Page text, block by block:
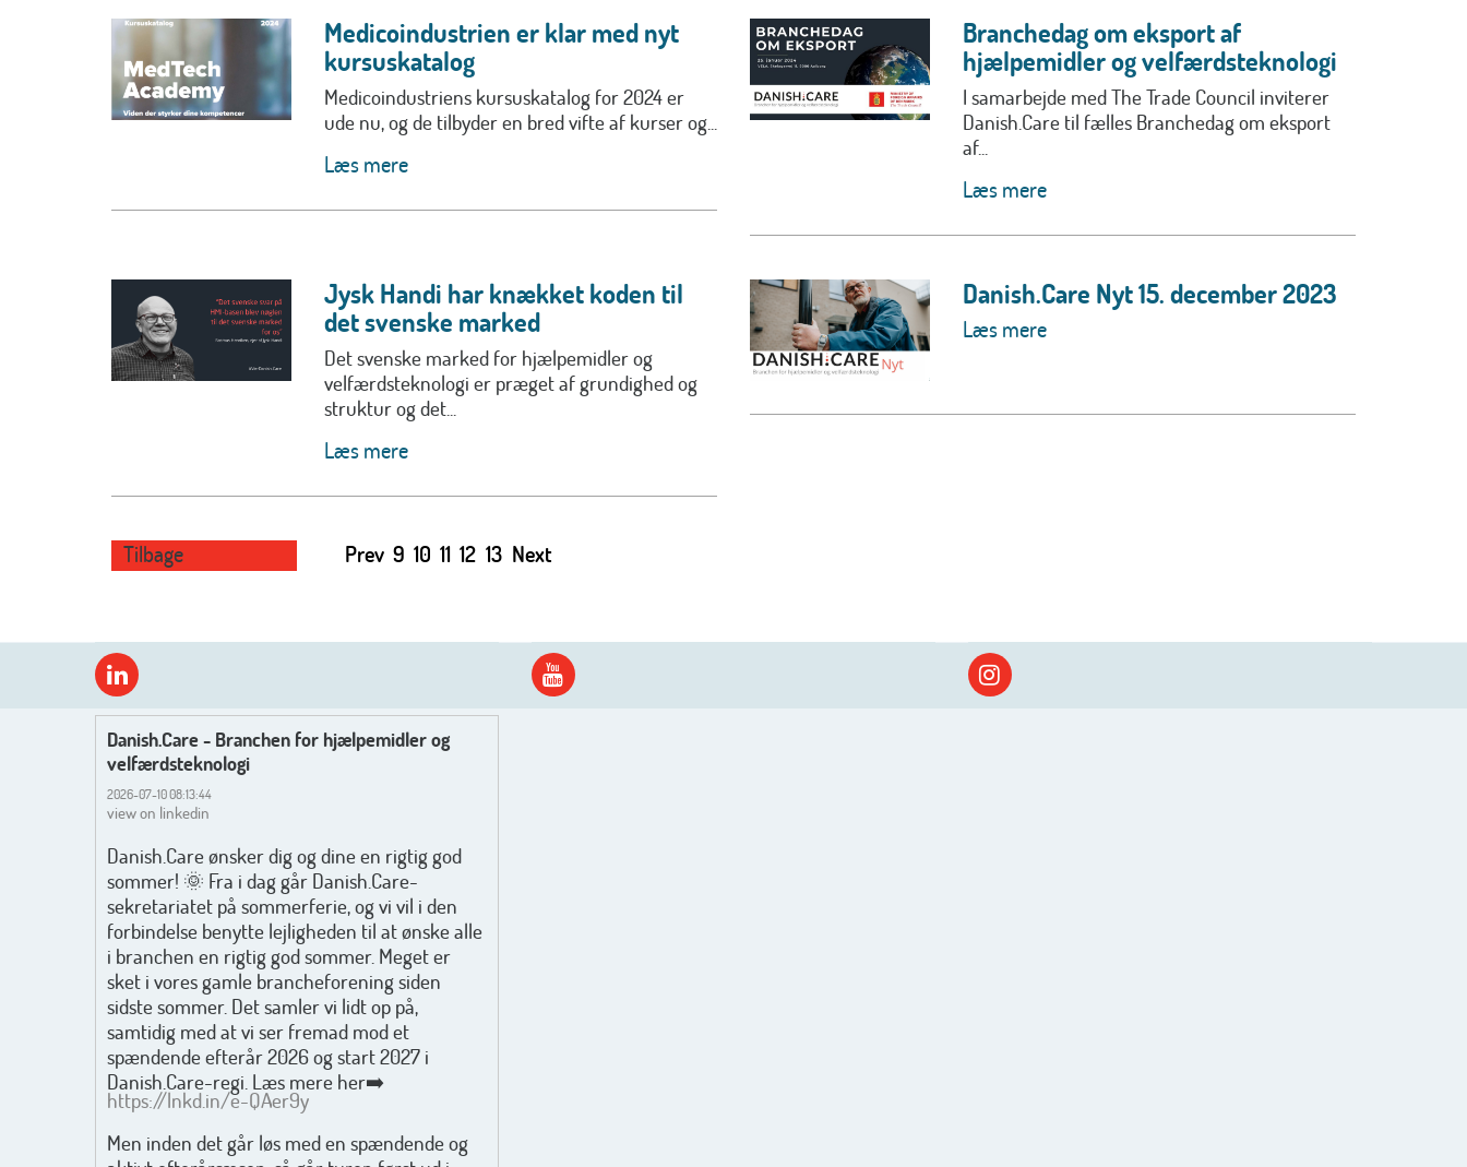
Medicoindustrien er klar med nyt
kursuskatalog
Medicoindustriens kursuskatalog for 2024 er
ude nu, og de tilbyder en bred vifte af kurser og...
Læs mere
Branchedag om eksport af
hjælpemidler og velfærdsteknologi
I samarbejde med The Trade Council inviterer
Danish.Care til fælles Branchedag om eksport
af...
Læs mere
Jysk Handi har knækket koden til
det svenske marked
Det svenske marked for hjælpemidler og
velfærdsteknologi er præget af grundighed og
struktur og det...
Læs mere
Danish.Care Nyt 15. december 2023
Læs mere
Tilbage Prev 9 10 11 12 13 Next
Danish.Care - Branchen for hjælpemidler og
velfærdsteknologi
2026-07-10 08:13:44
view on linkedin
Danish.Care ønsker dig og dine en rigtig god
sommer! 🌞 Fra i dag går Danish.Care-
sekretariatet på sommerferie, og vi vil i den
forbindelse benytte lejligheden til at ønske alle
i branchen en rigtig god sommer. Meget er
sket i vores gamle brancheforening siden
sidste sommer. Det samler vi lidt op på,
samtidig med at vi ser fremad mod et
spændende efterår 2026 og start 2027 i
Danish.Care-regi. Læs mere her➡️
https://lnkd.in/e-QAer9y
Men inden det går løs med en spændende og